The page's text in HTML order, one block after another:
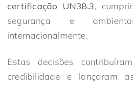
certificação UN38.3,
segurança e
internacionalmente.
Estas decisões
credibilidade e lançaram